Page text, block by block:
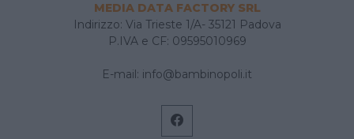
MEDIA DATA FACTORY SRL
Indirizzo: Via Trieste 1/A- 35121 Padova
P.IVA e CF: 09595010969
E-mail: info@bambinopoli.it